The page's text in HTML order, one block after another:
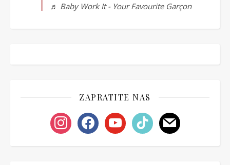
♬ Baby Work It - Your Favourite Garçon
ZAPRATITE NAS
instagramfacebookyoutubetiktok mail